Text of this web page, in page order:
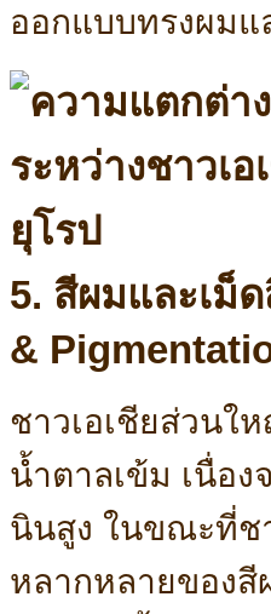
ออกแบบทรงผมแ
5. สีผมและเม็
&
ชาวเอเชียส่วนใ
น้ำตาลเข้ม เนื่อง
นินสูง ในขณะที่ช
หลากหลายของสี